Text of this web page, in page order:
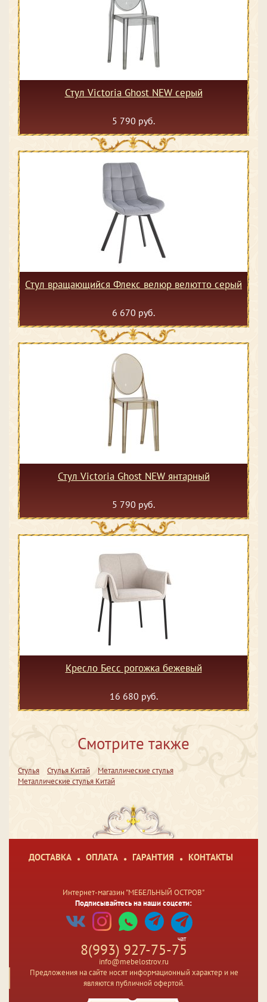
Стул Victoria Ghost NEW серый
5 790 руб.
Стул вращающийся Флекс велюр велютто серый
6 670 руб.
Стул Victoria Ghost NEW янтарный
5 790 руб.
Кресло Бесс рогожка бежевый
16 680 руб.
Смотрите также
Стулья Стулья Китай
Металлические стулья
Металлические стулья Китай
ДОСТАВКА ОПЛАТА ГАРАНТИЯ КОНТАКТЫ
Интернет-магазин "МЕБЕЛЬНЫЙ ОСТРОВ"
Подписывайтесь на наши соцсети:
чат
8(993) 927-75-75
info@mebelostrov.ru
Предложения на сайте носят информационный характер и не
являются публичной офертой.